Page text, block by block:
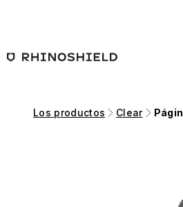
Los productos Clear